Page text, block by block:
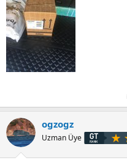
ogzogz
Uzman Üye